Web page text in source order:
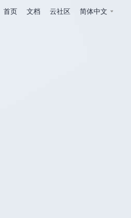
首页 文档 云社区 简体中文